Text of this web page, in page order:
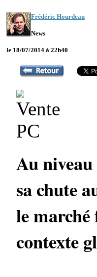
Frédéric Hourdeau
News
le 18/07/2014 à 22h40
Au
sa chute
le marché
contexte